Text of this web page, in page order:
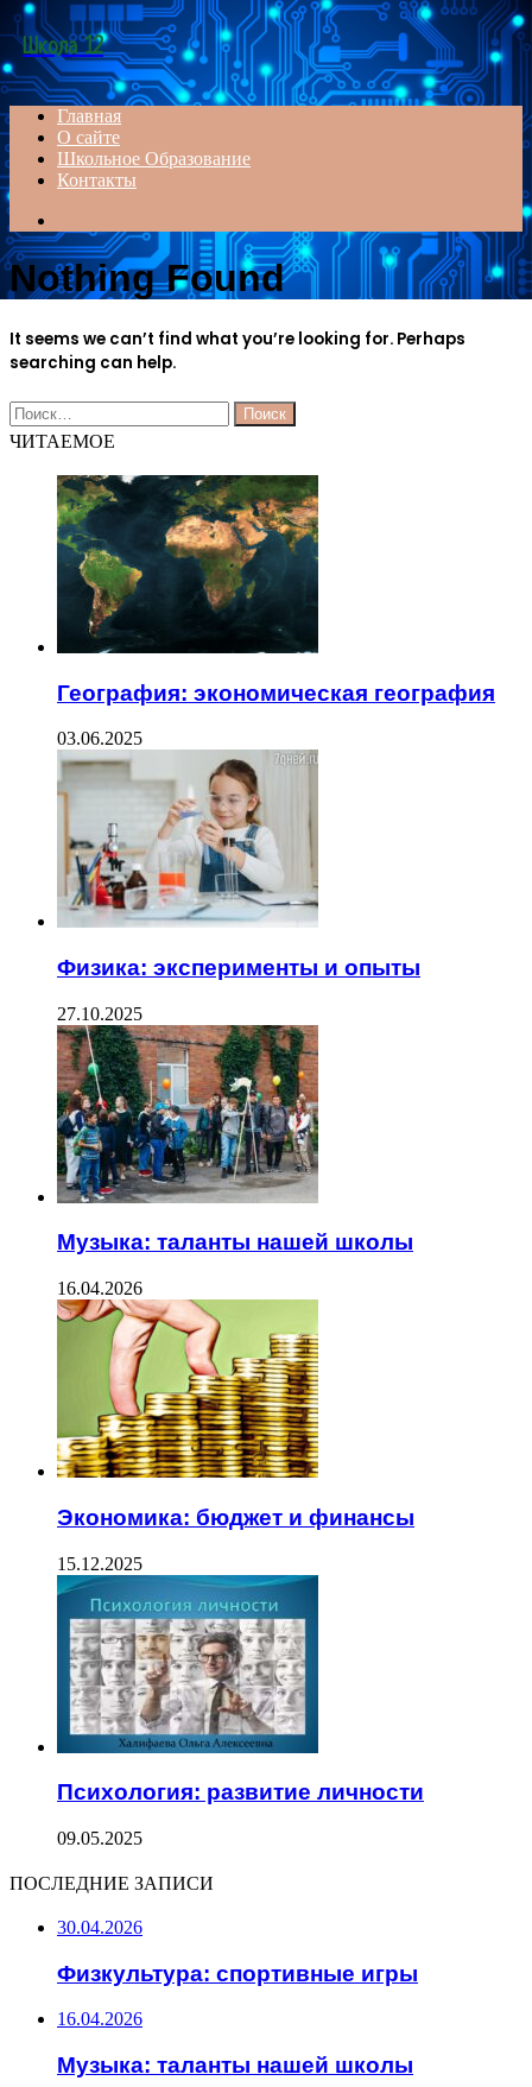
Menu
Школа 12
Главная
О сайте
Школьное Образование
Контакты
for
Nothing Found
It seems we can’t find what you’re looking for. Perhaps
searching can help.
Найти:
ЧИТАЕМОЕ
География: экономическая география
03.06.2025
Физика: эксперименты и опыты
27.10.2025
Музыка: таланты нашей школы
16.04.2026
Экономика: бюджет и финансы
15.12.2025
Психология: развитие личности
09.05.2025
ПОСЛЕДНИЕ ЗАПИСИ
30.04.2026
Физкультура: спортивные игры
16.04.2026
Музыка: таланты нашей школы